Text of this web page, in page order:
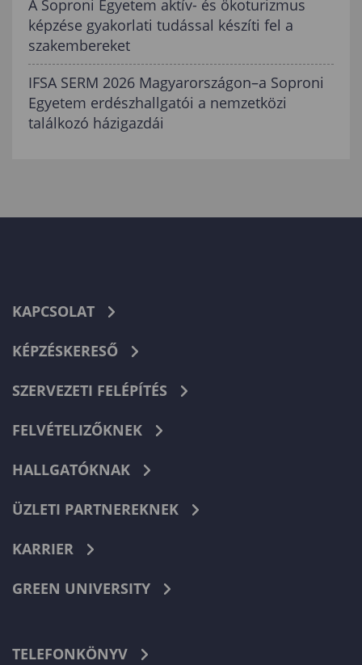
A Soproni Egyetem aktív- és ökoturizmus
képzése gyakorlati tudással készíti fel a
szakembereket
IFSA SERM 2026 Magyarországon–a Soproni
Egyetem erdészhallgatói a nemzetközi
találkozó házigazdái
KAPCSOLAT
KÉPZÉSKERESŐ
SZERVEZETI FELÉPÍTÉS
FELVÉTELIZŐKNEK
HALLGATÓKNAK
ÜZLETI PARTNEREKNEK
KARRIER
GREEN UNIVERSITY
TELEFONKÖNYV